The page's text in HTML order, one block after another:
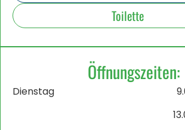
Toilette
Öffnungszeiten:
Dienstag